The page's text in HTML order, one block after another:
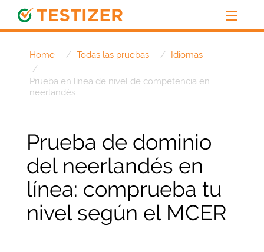
Home Todas las pruebas Idiomas
Prueba en línea de nivel de competencia en
neerlandés
Prueba de dominio
del neerlandés en
línea: comprueba tu
nivel según el MCER